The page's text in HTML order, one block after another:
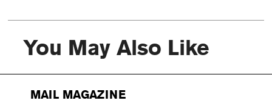
You May Also Like
MAIL MAGAZINE